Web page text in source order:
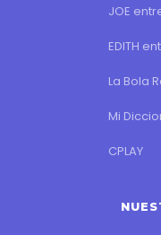
JOE
EDITH
La Bola
Mi
CPLAY